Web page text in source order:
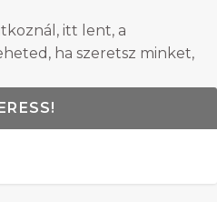
itt lent, a
ha szeretsz minket,